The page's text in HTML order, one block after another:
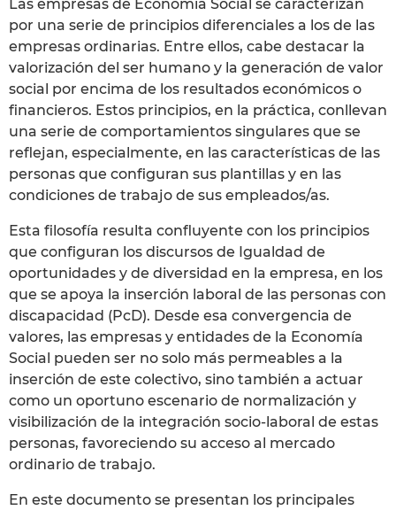
Las empresas de Economía Social se caracterizan
por una serie de principios diferenciales a los de las
empresas ordinarias. Entre ellos, cabe destacar la
valorización del ser humano y la generación de valor
social por encima de los resultados económicos o
financieros. Estos principios, en la práctica, conllevan
una serie de comportamientos singulares que se
reflejan, especialmente, en las características de las
personas que configuran sus plantillas y en las
condiciones de trabajo de sus empleados/as.
Esta filosofía resulta confluyente con los principios
que configuran los discursos de Igualdad de
oportunidades y de diversidad en la empresa, en los
que se apoya la inserción laboral de las personas con
discapacidad (PcD). Desde esa convergencia de
valores, las empresas y entidades de la Economía
Social pueden ser no solo más permeables a la
inserción de este colectivo, sino también a actuar
como un oportuno escenario de normalización y
visibilización de la integración socio-laboral de estas
personas, favoreciendo su acceso al mercado
ordinario de trabajo.
En este documento se presentan los principales